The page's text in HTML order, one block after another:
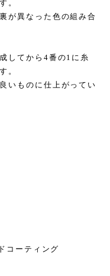
。
が異なった色の組み合
してから4番の1に糸
。
いものに仕上がってい
コーティング